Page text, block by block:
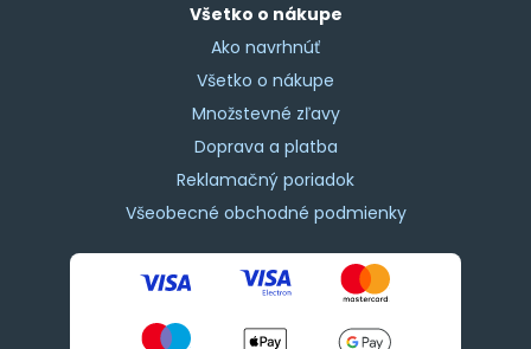
Všetko o nákupe
Ako navrhnúť
Všetko o nákupe
Množstevné zľavy
Doprava a platba
Reklamačný poriadok
Všeobecné obchodné podmienky